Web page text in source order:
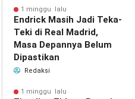
1 minggu lalu
Endrick Masih Jadi Teka-
Teki di Real Madrid,
Masa Depannya Belum
Dipastikan
Redaksi
1 minggu lalu